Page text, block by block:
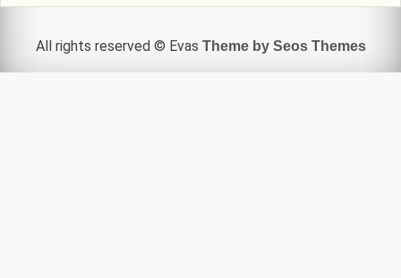
All rights reserved © Evas Theme by Seos Themes